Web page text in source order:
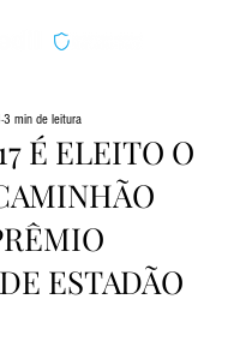
É ELEITO O
ESTADÃO
3 min de leitura